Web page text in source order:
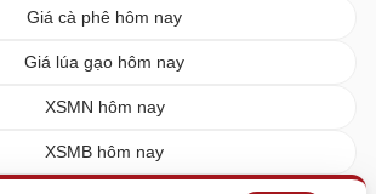
Giá cà phê hôm nay
Giá lúa gạo hôm nay
XSMN hôm nay
XSMB hôm nay